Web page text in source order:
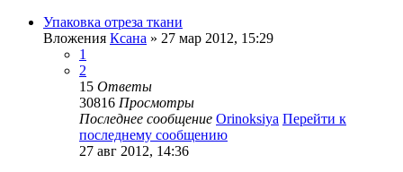
Упаковка отреза ткани
Вложения Ксана » 27 мар 2012, 15:29
1
2
15 Ответы
30816 Просмотры
Последнее сообщение Orinoksiya Перейти к
последнему сообщению
27 авг 2012, 14:36